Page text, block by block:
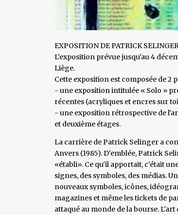
EXPOSITION DE PATRICK
L'exposition prévue jusqu'au 4
Liège.
Cette exposition est composée de 2
- une exposition intitulée « Solo »
récentes (acryliques et encres sur
- une exposition rétrospective de
et deuxième étages.
La carrière de Patrick Selinger a
Anvers (1985). D'emblée, Patrick
«établi». Ce qu'il apportait, c'était
signes, des symboles, des médias.
nouveaux symboles, icônes,
magazines et même les tickets de
attaqué au monde de la bourse.